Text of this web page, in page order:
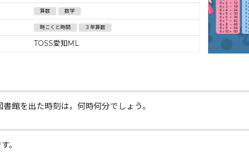
算数 数学
時こくと時間 ３年算数
TOSS愛知ML
館を出た時刻は，何時何分でしょう。
。